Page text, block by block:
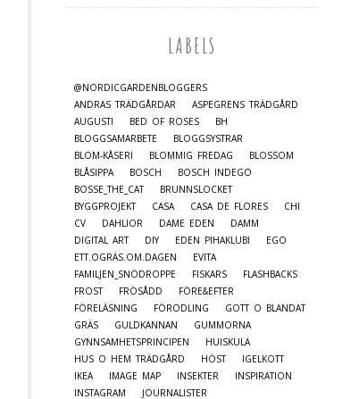
LABELS
@NORDICGARDENBLOGGERS
ANDRAS TRÄDGÅRDAR
ASPEGRENS TRÄDGÅRD
AUGUSTI
BED OF ROSES
BH
BLOGGSAMARBETE
BLOGGSYSTRAR
BLOM-KÅSERI
BLOMMIG FREDAG
BLOSSOM
BLÅSIPPA
BOSCH
BOSCH INDEGO
BOSSE_THE_CAT
BRUNNSLOCKET
BYGGPROJEKT
CASA CASA DE FLORES
CHI
CV
DAHLIOR DAME EDEN
DAMM
DIGITAL ART
DIY EDEN PIHAKLUBI
EGO
ETT.OGRÄS.OM.DAGEN
EVITA
FAMILJEN_SNÖDROPPE
FISKARS
FLASHBACKS
FROST
FRÖSÅDD
FÖRE&EFTER
FÖRELÄSNING
FÖRODLING
GOTT O BLANDAT
GRÄS
GULDKANNAN
GUMMORNA
GYNNSAMHETSPRINCIPEN
HUISKULA
HUS O HEM TRÄDGÅRD
HÖST
IGELKOTT
IKEA
IMAGE MAP INSEKTER
INSPIRATION
INSTAGRAM
JOURNALISTER